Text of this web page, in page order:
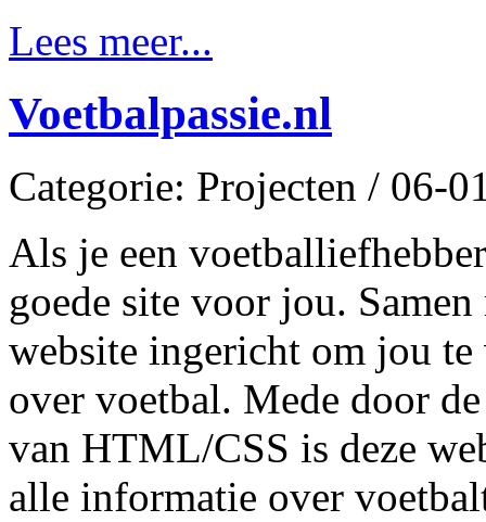
Lees meer...
Voetbalpassie.nl
Categorie: Projecten / 06-
Als je een
goede site voor jou.
website ingericht om jou
over voetbal. Mede door
van HTML/CSS is deze
alle informatie over